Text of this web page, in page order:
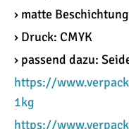
› matte
› Druck: CMYK
› passend dazu:
https://
1kg
https://